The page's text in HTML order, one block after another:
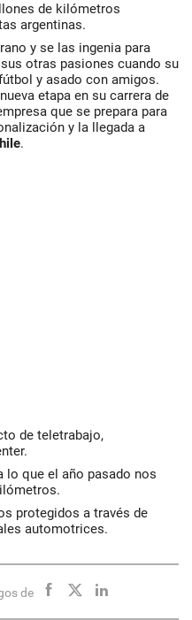
de kilómetros
argentinas.
y se las ingenia para
otras pasiones cuando su
y asado con amigos.
etapa en su carrera de
que se prepara para
y la llegada a
.
de teletrabajo,
lo que el año pasado nos
protegidos a través de
automotrices.
de